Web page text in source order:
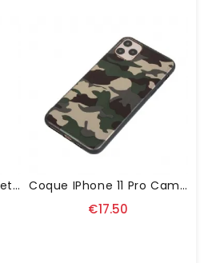
Coque IPhone 11 Pro Effet Mat Avec Angles Renforcés - Vert Coque IPhone 11 Pro Camouflage Militaire
€17.50